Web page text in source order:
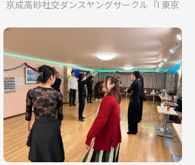
京成高砂社交ダンスヤングサークル『HSDC』🔰
東京